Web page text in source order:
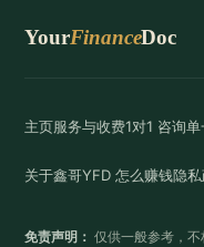
YourFinanceDoc
主页服务与收费1对1 咨询单
关于鑫哥YFD 怎么赚钱隐
免责声明： 仅供一般参考，